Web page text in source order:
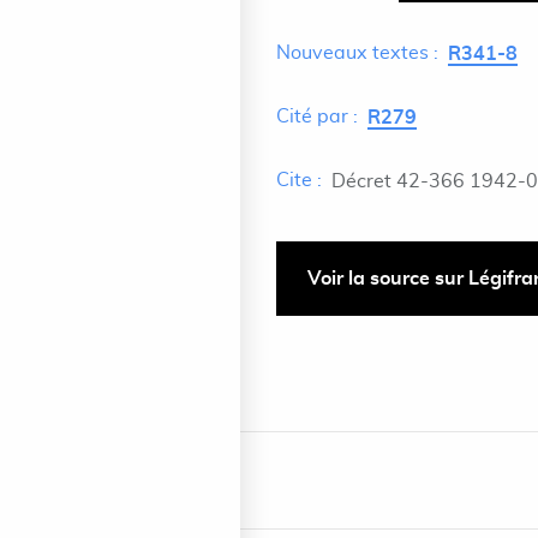
Nouveaux textes : R341-8
Cité par : R279
Cite : Décret 42-366 1942-
Voir la source sur